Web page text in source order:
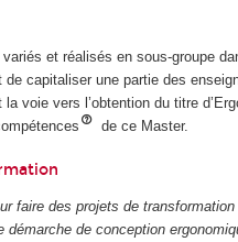
et réalisés en sous-groupe
de capitaliser une partie des
voie vers l’obtention du titre
de ce Master.
faire des projets de
de conception